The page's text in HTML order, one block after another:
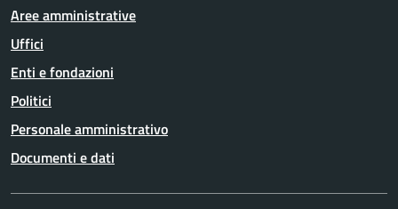
Aree amministrative
Uffici
Enti e fondazioni
Politici
Personale amministrativo
Documenti e dati